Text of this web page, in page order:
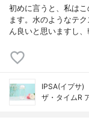
初めに言うと、私は
ます。水のようなテ
ん良いと思いますし
IPSA(イプサ)
ザ・タイムR